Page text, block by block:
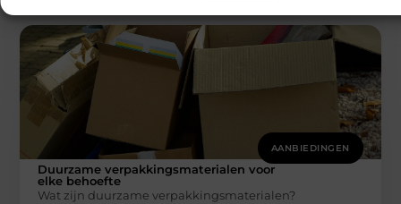
AANBIEDINGEN
Duurzame verpakkingsmaterialen voor
elke behoefte
Wat zijn duurzame verpakkingsmaterialen?